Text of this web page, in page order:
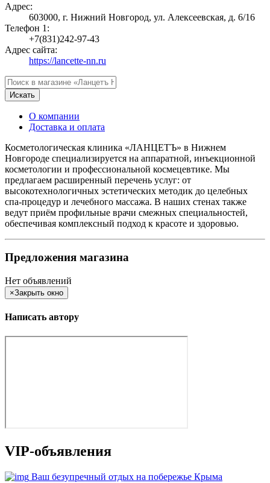
Адрес:
603000, г. Нижний Новгород, ул. Алексеевская, д. 6/16
Телефон 1:
+7(831)242-97-43
Адрес сайта:
https://lancette-nn.ru
Искать
О компании
Доставка и оплата
Косметологическая клиника «ЛАНЦЕТЪ» в Нижнем
Новгороде специализируется на аппаратной, инъекционной
косметологии и профессиональной космецевтике. Мы
предлагаем расширенный перечень услуг: от
высокотехнологичных эстетических методик до целебных
спа-процедур и лечебного массажа. В наших стенах также
ведут приём профильные врачи смежных специальностей,
обеспечивая комплексный подход к красоте и здоровью.
Предложения магазина
Нет объявлений
×Закрыть окно
Написать автору
VIP-объявления
Ваш безупречный отдых на побережье Крыма